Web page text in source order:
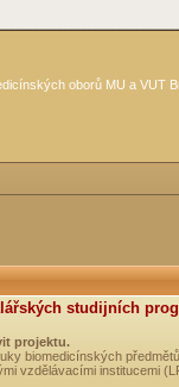
oborů MU a VUT
studijních
projektu.
biomedicínských
vzdělávacími institucemi